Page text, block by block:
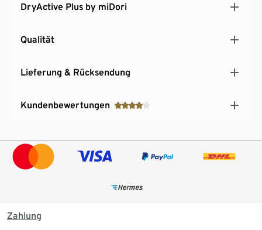
DryActive Plus by miDori
Qualität
Lieferung & Rücksendung
Kundenbewertungen
Zahlung